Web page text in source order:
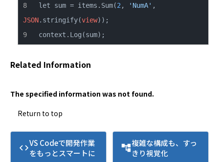
let sum = items.Sum(2 , 'NumA'
JSON.stringify(view
context.Log(sum);
Related Information
The specified information was not found.
Return to top
codeVS Codeで開発作業
をもっとスマートに
account_tree複雑な構成も、すっ
きり視覚化